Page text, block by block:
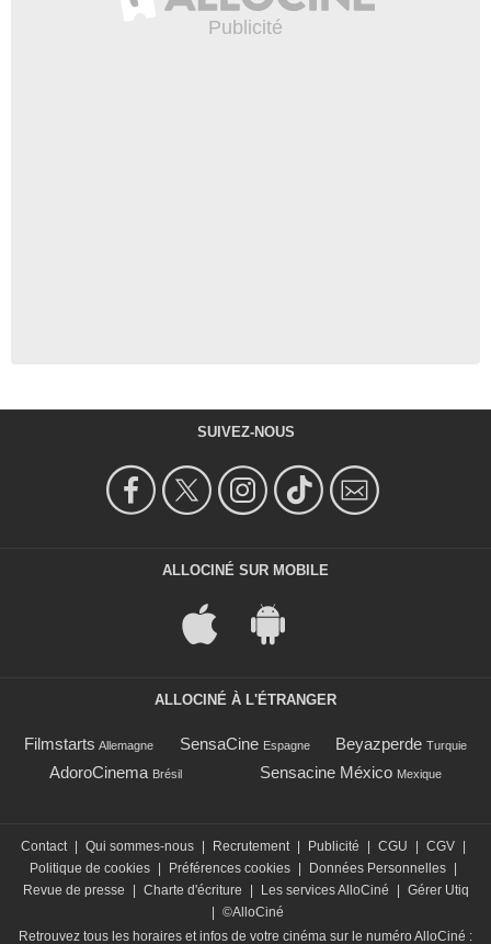
SUIVEZ-NOUS
ALLOCINÉ SUR MOBILE
ALLOCINÉ À L'ÉTRANGER
Filmstarts Allemagne SensaCine Espagne Beyazperde Turquie
AdoroCinema Brésil Sensacine México Mexique
Contact Qui sommes-nous Recrutement Publicité CGU CGV
Politique de cookies
Préférences cookies Données Personnelles
Revue de presse
Charte d'écriture Les services AlloCiné
Gérer Utiq
©AlloCiné
Retrouvez tous les horaires et infos de votre cinéma sur le numéro AlloCiné :